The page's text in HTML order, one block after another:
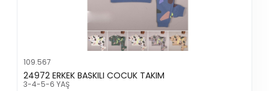
109.567
24972 ERKEK BASKILI COCUK TAKIM
3-4-5-6 YAŞ